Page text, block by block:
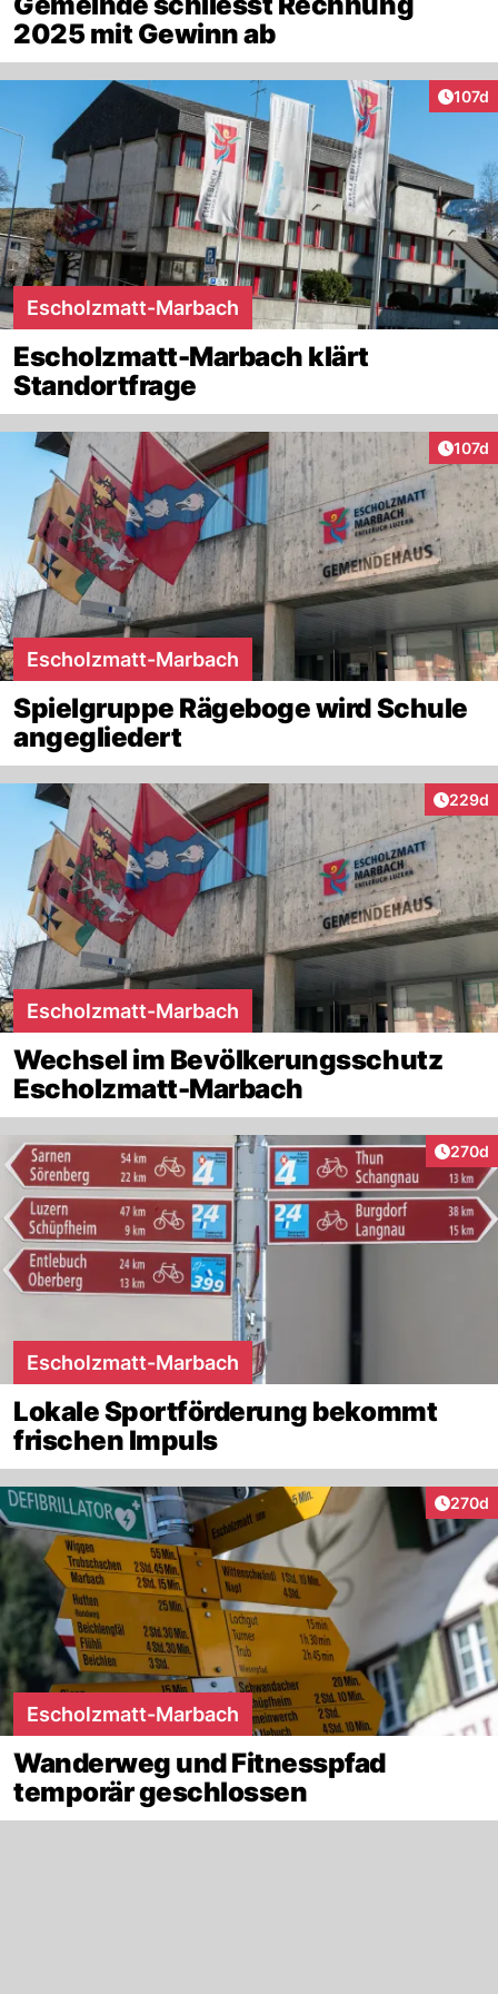
2025 mit Gewinn ab
107d
Escholzmatt-Marbach
Escholzmatt-Marbach klärt
Standortfrage
107d
Escholzmatt-Marbach
Spielgruppe Rägeboge wird Schule
angegliedert
229d
Escholzmatt-Marbach
Wechsel im Bevölkerungsschutz
Escholzmatt-Marbach
270d
Escholzmatt-Marbach
Lokale Sportförderung bekommt
frischen Impuls
270d
Escholzmatt-Marbach
Wanderweg und Fitnesspfad
temporär geschlossen